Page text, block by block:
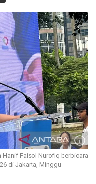
Hanif Faisol Nurofiq berbicara
di Jakarta, Minggu